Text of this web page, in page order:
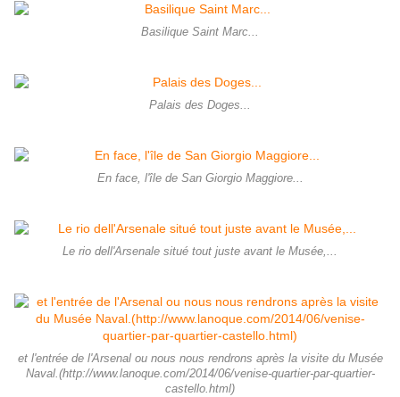
Basilique Saint Marc...
Palais des Doges...
En face, l'île de San Giorgio Maggiore...
Le rio dell'Arsenale situé tout juste avant le Musée,...
et l'entrée de l'Arsenal ou nous nous rendrons après la visite du Musée
Naval.(http://www.lanoque.com/2014/06/venise-quartier-par-quartier-
castello.html)